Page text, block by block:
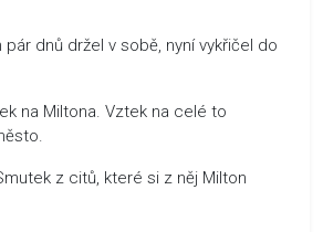
dnů držel v sobě, nyní vykřičel do
na Miltona. Vztek na celé to
z citů, které si z něj Milton